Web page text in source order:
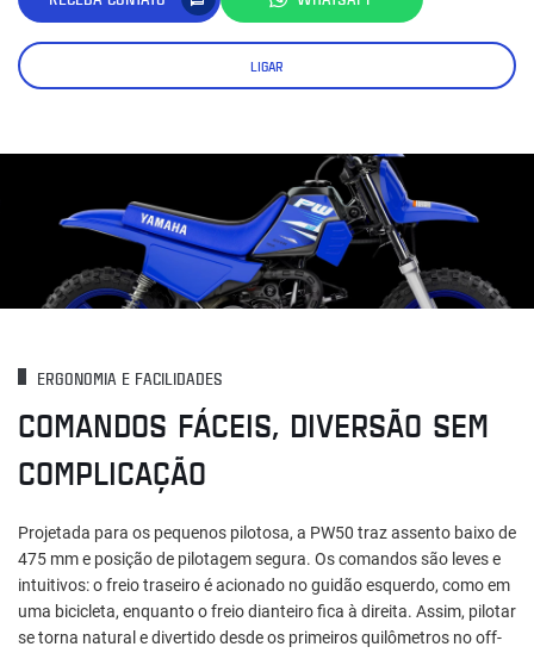
LIGAR
ERGONOMIA E FACILIDADES
COMANDOS FÁCEIS, DIVERSÃO SEM
COMPLICAÇÃO
Projetada para os pequenos pilotosa, a PW50 traz assento baixo de
475 mm e posição de pilotagem segura. Os comandos são leves e
intuitivos: o freio traseiro é acionado no guidão esquerdo, como em
uma bicicleta, enquanto o freio dianteiro fica à direita. Assim, pilotar
se torna natural e divertido desde os primeiros quilômetros no off-